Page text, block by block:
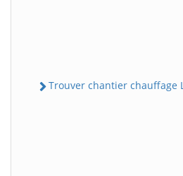
Trouver chantier chauffage